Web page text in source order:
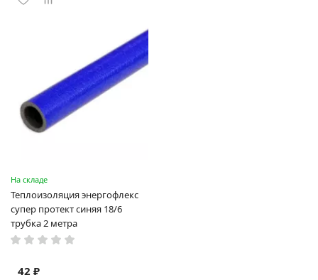
На складе
Теплоизоляция энергофлекс
супер протект синяя 18/6
трубка 2 метра
42 ₽